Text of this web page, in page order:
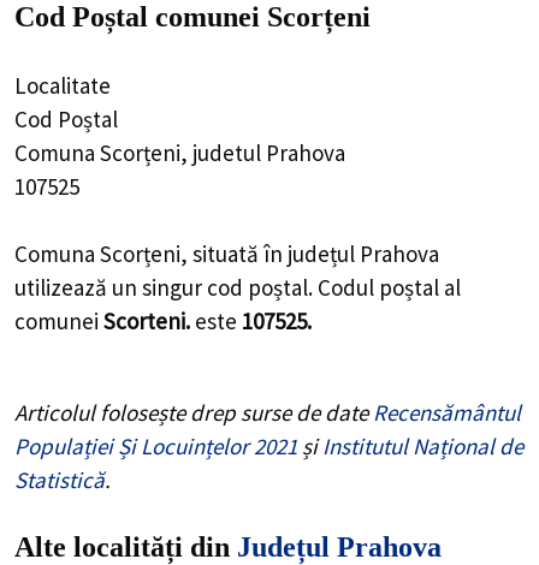
Cod Poștal comunei Scorțeni
Localitate
Cod Poștal
Comuna Scorțeni, judetul Prahova
107525
Comuna Scorțeni, situată în județul Prahova
utilizează un singur cod poștal. Codul poștal al
comunei Scorteni. este 107525.
Articolul folosește drep surse de dateRecensământul
Populației Și Locuințelor 2021 șiInstitutul Național de
Statistică.
Alte localități din Județul Prahova